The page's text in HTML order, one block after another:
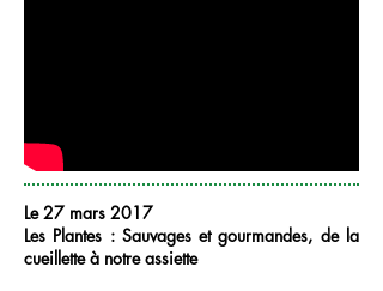
Le 27 mars 2017
Les Plantes : Sauvages et gourmandes, de la
cueillette à notre assiette